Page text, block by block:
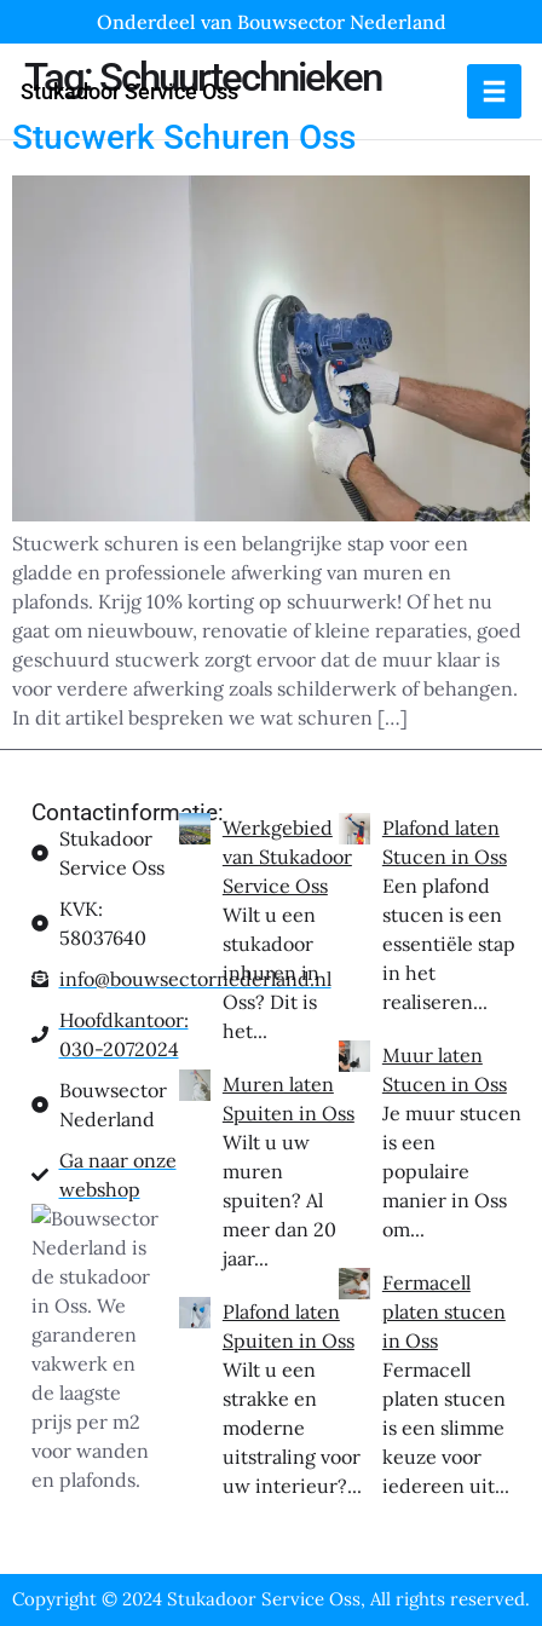
Onderdeel van Bouwsector Nederland
Stukadoor Service Oss
Tag:Schuurtechnieken
Stucwerk Schuren Oss
Stucwerk schuren is een belangrijke stap voor een
gladde en professionele afwerking van muren en
plafonds. Krijg 10% korting op schuurwerk! Of het nu
gaat om nieuwbouw, renovatie of kleine reparaties, goed
geschuurd stucwerk zorgt ervoor dat de muur klaar is
voor verdere afwerking zoals schilderwerk of behangen.
In dit artikel bespreken we wat schuren […]
Contactinformatie:
Stukadoor
Service Oss
KVK:
58037640
info@bouwsectornederland.nl
Hoofdkantoor:
030-2072024
Bouwsector
Nederland
Ga naar onze
webshop
Werkgebied
van Stukadoor
Service Oss
Wilt u een
stukadoor
inhuren in
Oss? Dit is
het...
Muren laten
Spuiten in Oss
Wilt u uw
muren
spuiten? Al
meer dan 20
jaar...
Plafond laten
Spuiten in Oss
Wilt u een
strakke en
moderne
uitstraling voor
uw interieur?...
Plafond laten
Stucen in Oss
Een plafond
stucen is een
essentiële stap
in het
realiseren...
Muur laten
Stucen in Oss
Je muur stucen
is een
populaire
manier in Oss
om...
Fermacell
platen stucen
in Oss
Fermacell
platen stucen
is een slimme
keuze voor
iedereen uit...
Copyright © 2024 Stukadoor Service Oss, All rights reserved.